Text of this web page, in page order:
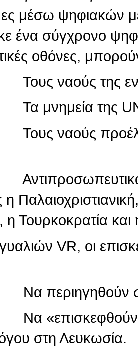
μέσω
ένα σύγχρονο
οθόνες,
της εντός
της
η Τουρκοκρατία
VR, οι
στον
τον
στη Λευκωσία.